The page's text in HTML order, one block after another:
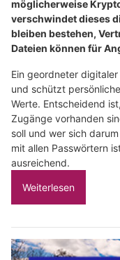
möglicherweise
verschwindet dieses
bleiben bestehen,
Dateien können für
Ein geordneter
und schützt
Werte. Entscheidend
Zugänge vorhanden
soll und wer sich
mit allen Passwörtern
ausreichend.
Weiterlesen